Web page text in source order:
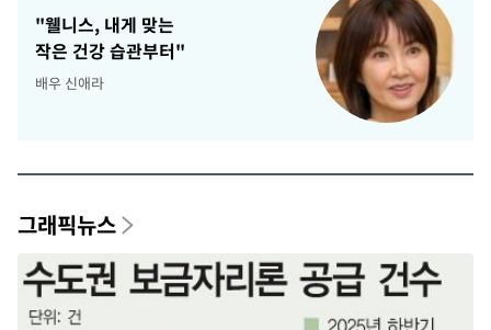
"웰니스, 내게 맞는
작은 건강 습관부터"
배우 신애라
그래픽뉴스